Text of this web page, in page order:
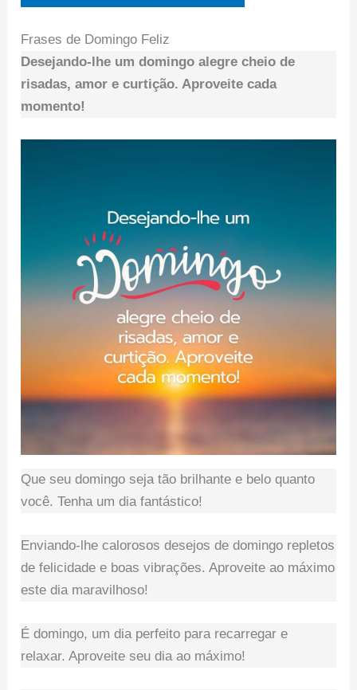
Frases de Domingo Feliz
Desejando-lhe um domingo alegre cheio de
risadas, amor e curtição. Aproveite cada
momento!
Que seu domingo seja tão brilhante e belo quanto
você. Tenha um dia fantástico!
Enviando-lhe calorosos desejos de domingo repletos
de felicidade e boas vibrações. Aproveite ao máximo
este dia maravilhoso!
É domingo, um dia perfeito para recarregar e
relaxar. Aproveite seu dia ao máximo!